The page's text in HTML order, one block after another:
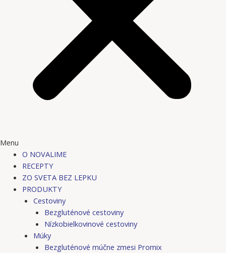
Menu
O NOVALIME
RECEPTY
ZO SVETA BEZ LEPKU
PRODUKTY
Cestoviny
Bezgluténové cestoviny
Nízkobielkovinové cestoviny
Múky
Bezgluténové múčne zmesi Promix